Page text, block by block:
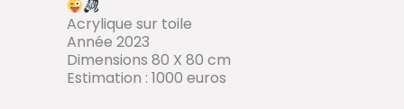
Acrylique sur toile
Année 2023
Dimensions 80 X 80 cm
Estimation : 1000 euros